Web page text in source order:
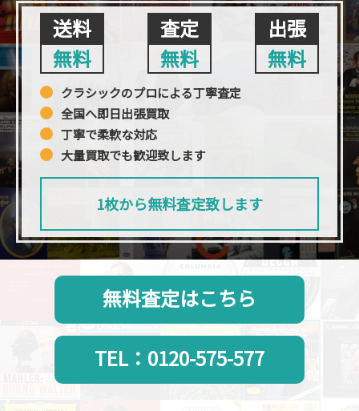
送料
無料
査定
無料
出張
無料
クラシックのプロによる丁寧査定
全国へ即日出張買取
丁寧で柔軟な対応
大量買取でも歓迎致します
1枚から無料査定致します
無料査定はこちら
TEL：0120-575-577